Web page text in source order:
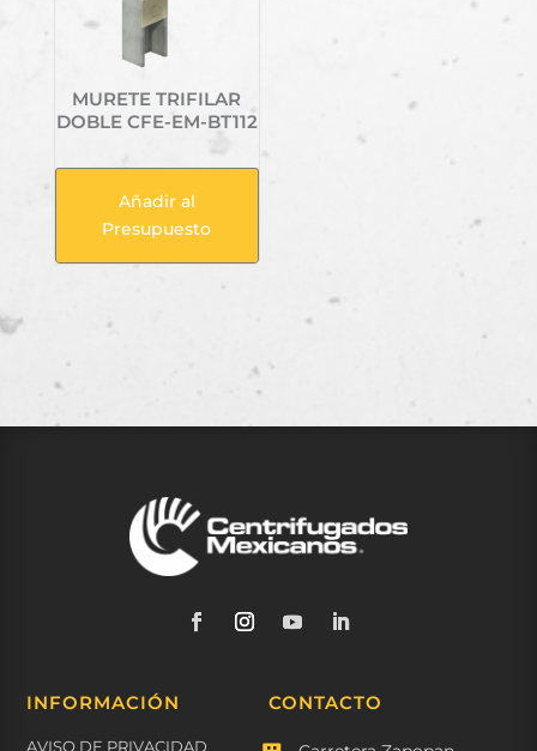
MURETE TRIFILAR
DOBLE CFE-EM-BT112
Añadir al
Presupuesto
INFORMACIÓN
AVISO DE PRIVACIDAD
CONTACTO